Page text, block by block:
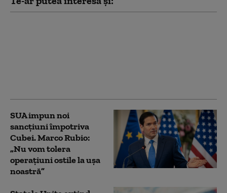
SUA impun noi
sancţiuni împotriva
Cubei. Marco Rubio:
„Nu vom tolera
operaţiuni ostile la uşa
noastră”